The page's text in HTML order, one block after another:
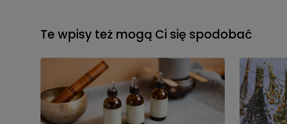
Te wpisy też mogą Ci się spodobać